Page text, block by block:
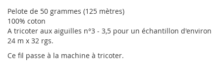
Pelote de 50 grammes (125 mètres)
100% coton
A tricoter aux aiguilles n°3 - 3,5 pour un échantillon d'environ
24 m x 32 rgs.
Ce fil passe à la machine à tricoter.